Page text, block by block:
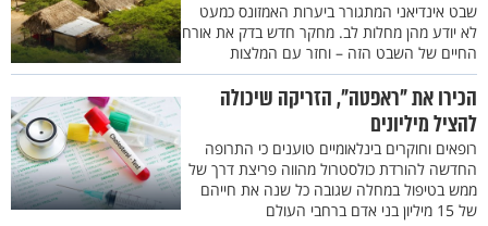
שבט אינדיאני המתגורר ביערות האמזונס כמעט
לא יודע מהן מחלות לב. מחקר חדש בדק את אורח
החיים של השבט הזה – וחזר עם המלצות
הכירו את "ראפטה", הזריקה שיכולה
להציל מיליונים
רופאים וחוקרים בינלאומיים טוענים כי התרופה
החדשה להורדת כולסטרול מהווה פריצת דרך של
ממש בטיפול במחלה שגובה כל שנה את חייהם
של 15 מיליון בני אדם ברחבי העולם